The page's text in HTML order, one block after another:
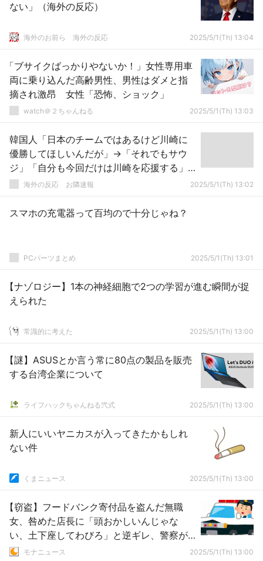
ない」（海外の反応）
海外のお前ら 海外の反応 2025/5/1(Th) 13:04
「ブサイクばっかりやないか！」女性専用車
両に乗り込んだ高齢男性、男性はダメと指
摘され激昂 女性「恐怖、ショック」
watch＠２ちゃんねる 2025/5/1(Th) 13:03
韓国人「日本のチームではあるけど川崎に
優勝してほしいんだが」→「それでもサウ
ジ」「自分も今回だけは川崎を応援する」
「日本チームがサウジに勝てる唯一の東ア
海外の反応 お隣速報 2025/5/1(Th) 13:02
スマホの充電器って百均ので十分じゃね？
PCパーツまとめ 2025/5/1(Th) 13:01
【ナゾロジー】1本の神経細胞で2つの学習が進む瞬間が捉
えられた
常識的に考えた 2025/5/1(Th) 13:00
【謎】ASUSとか言う常に80点の製品を販売
する台湾企業について
ライフハックちゃんねる弐式 2025/5/1(Th) 13:00
新人にいいヤニカスが入ってきたかもしれ
ない件
くまニュース 2025/5/1(Th) 13:00
【窃盗】フードバンク寄付品を盗んだ無職
女、咎めた店長に「頭おかしいんじゃな
い、土下座してわびろ」と逆ギレ、警察が
穏便に済ましたら再来店し逆ギレして逮捕
モナニュース 2025/5/1(Th) 13:00